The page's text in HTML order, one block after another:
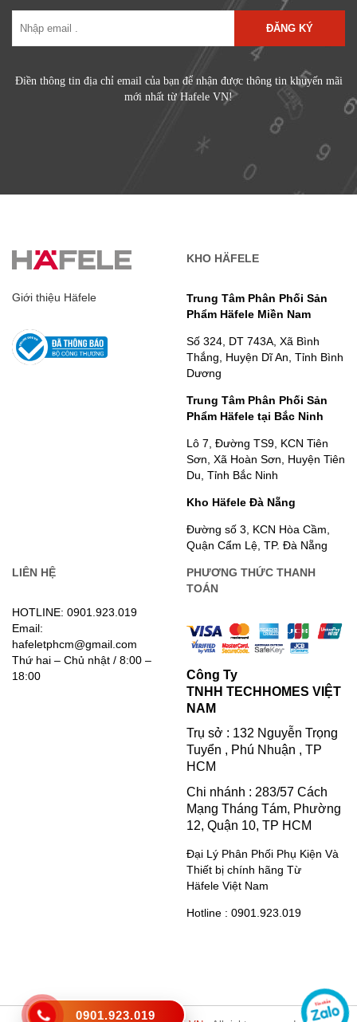
ĐĂNG KÝ
Điền thông tin địa chỉ email của bạn để nhận được thông tin khuyến mãi
mới nhất từ Hafele VN!
Giới thiệu Häfele
KHO HÄFELE
Trung Tâm Phân Phối Sản
Phẩm Häfele Miền Nam
Số 324, DT 743A, Xã Bình
Thắng, Huyện Dĩ An, Tỉnh Bình
Dương
Trung Tâm Phân Phối Sản
Phẩm Häfele tại Bắc Ninh
Lô 7, Đường TS9, KCN Tiên
Sơn, Xã Hoàn Sơn, Huyện Tiên
Du, Tỉnh Bắc Ninh
Kho Häfele Đà Nẵng
Đường số 3, KCN Hòa Cầm,
Quận Cẩm Lệ, TP. Đà Nẵng
LIÊN HỆ
HOTLINE: 0901.923.019
Email:
hafeletphcm@gmail.com
Thứ hai – Chủ nhật / 8:00 –
18:00
PHƯƠNG THỨC THANH
TOÁN
Công Ty
TNHH TECHHOMES VIỆT
NAM
Trụ sở : 132 Nguyễn Trọng
Tuyển , Phú Nhuận , TP
HCM
Chi nhánh : 283/57 Cách
Mạng Tháng Tám, Phường
12, Quận 10, TP HCM
Đại Lý Phân Phối Phụ Kiện Và
Thiết bị chính hãng Từ
Häfele Việt Nam
Hotline : 0901.923.019
0901.923.019